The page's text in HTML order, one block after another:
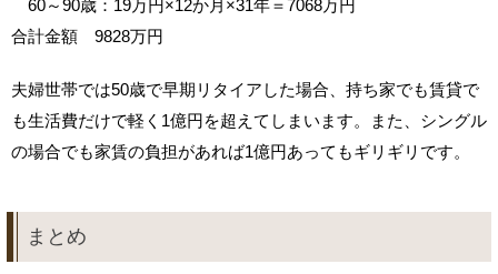
60～90歳：19万円×12か月×31年＝7068万円
合計金額 9828万円
夫婦世帯では50歳で早期リタイアした場合、持ち家でも賃貸で
も生活費だけで軽く1億円を超えてしまいます。また、シングル
の場合でも家賃の負担があれば1億円あってもギリギリです。
まとめ